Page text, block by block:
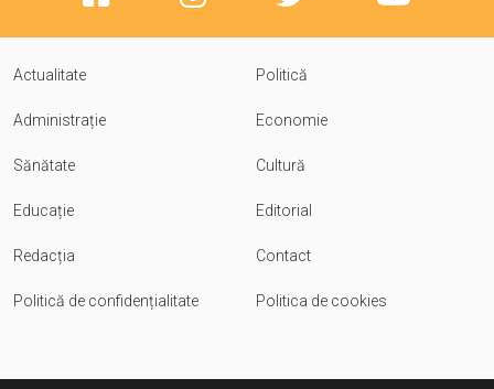
Actualitate Politică
Administrație Economie
Sănătate Cultură
Educație Editorial
Redacția Contact
Politică de confidențialitate Politica de cookies